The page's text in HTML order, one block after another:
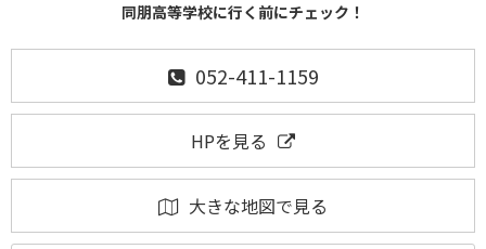
同朋高等学校に行く前にチェック！
052-411-1159
HPを見る
大きな地図で見る